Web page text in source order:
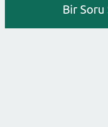
Bir Soru